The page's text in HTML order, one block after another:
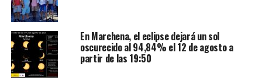
En Marchena, el eclipse dejará un sol
oscurecido al 94,84% el 12 de agosto a
partir de las 19:50